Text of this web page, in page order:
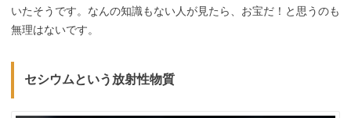
いたそうです。なんの知識もない人が見たら、お宝だ！と思うのも
無理はないです。
セシウムという放射性物質